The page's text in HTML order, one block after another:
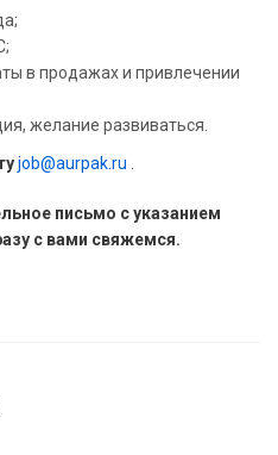
в продажах и привлечении
желание развиваться.
job@aurpak.ru
письмо с указанием
с вами свяжемся.